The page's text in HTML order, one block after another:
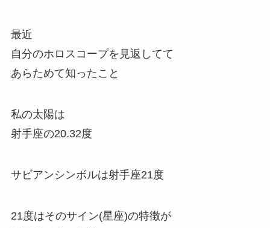
最近
自分のホロスコープを見返してて
あらためて知ったこと
私の太陽は
射手座の20.32度
サビアンシンボルは射手座21度
21度はそのサイン(星座)の特徴が